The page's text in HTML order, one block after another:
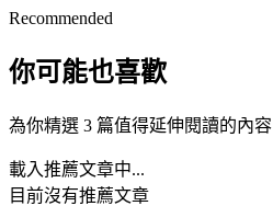
Recommended
你可能也喜歡
為你精選 3 篇值得延伸閱讀的內容
載入推薦文章中...
目前沒有推薦文章